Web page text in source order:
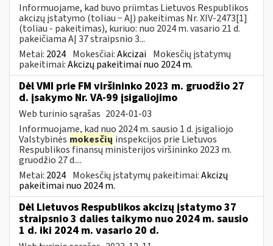
Informuojame, kad buvo priimtas Lietuvos Respublikos
akcizų įstatymo (toliau − AĮ) pakeitimas Nr. XIV-2473[1]
(toliau - pakeitimas), kuriuo: nuo 2024 m. vasario 21 d.
pakeičiama AĮ 37 straipsnio 3...
Metai: 2024 Mokesčiai:Akcizai Mokesčių įstatymų
pakeitimai:Akcizų pakeitimai nuo 2024 m.
Dėl VMI prie FM viršininko 2023 m. gruodžio 27
d. įsakymo Nr. VA-99 įsigaliojimo
Web turinio sąrašas 2024-01-03
Informuojame, kad nuo 2024 m. sausio 1 d. įsigaliojo
Valstybinės mokesčių inspekcijos prie Lietuvos
Respublikos finansų ministerijos viršininko 2023 m.
gruodžio 27 d....
Metai: 2024 Mokesčių įstatymų pakeitimai:Akcizų
pakeitimai nuo 2024 m.
Dėl Lietuvos Respublikos akcizų įstatymo 37
straipsnio 3 dalies taikymo nuo 2024 m. sausio
1 d. iki 2024 m. vasario 20 d.